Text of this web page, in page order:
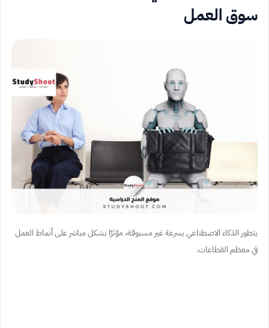
سوق العمل
يتطور الذكاء الاصطناعي بسرعة غير مسبوقة، مؤثرًا بشكل مباشر على أنماط العمل
في معظم القطاعات.